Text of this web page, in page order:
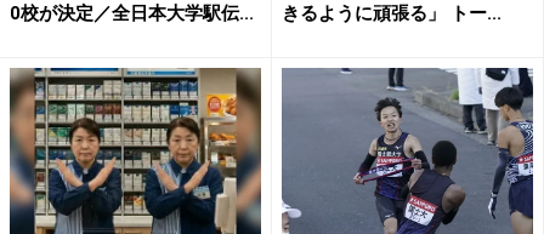
0校が決定／全日本大学駅伝...
きるように頑張る」 トー...